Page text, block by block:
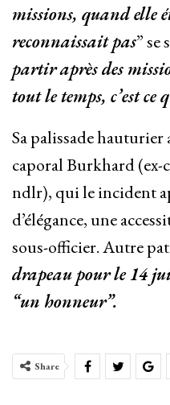
missions, quand elle
reconnaissait pas” se
partir après des
tout le temps, c’est ce
Sa palissade hauturier
caporal Burkhard (ex-
ndlr), qui le incident
d’élégance, une
sous-officier. Autre
drapeau pour le 14
“un honneur”.
Share